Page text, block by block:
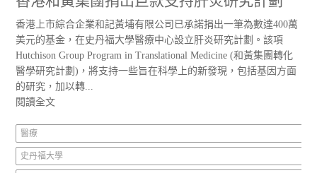
香港上市綜合企業和記黃埔有限公司已承諾捐出一筆為數達400萬
美元的基金，在史丹福大學醫療中心設立肝炎研究計劃。該項
Hutchison Group Program in Translational Medicine (和黃集團轉化
醫學研究計劃)，將支持一些旨在科學上的新發現，包括基因方面
的研究，加以轉...
閱讀全文
醫療
史丹福大學